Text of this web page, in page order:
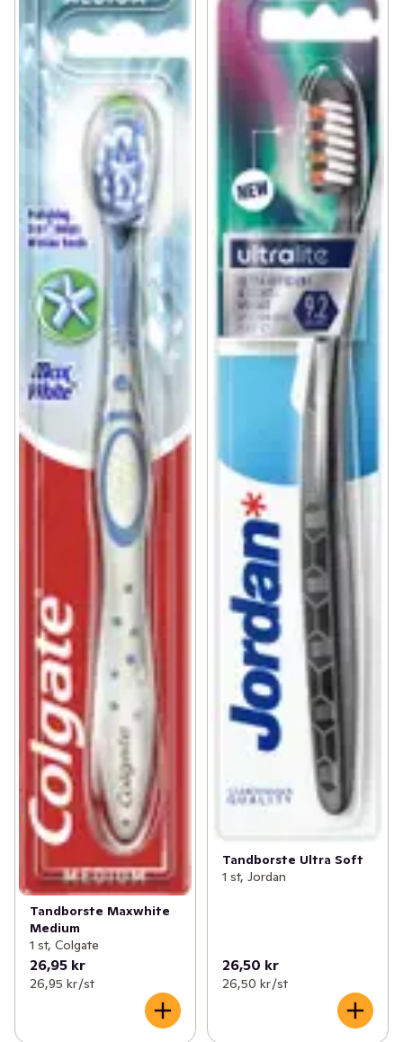
Tandborste Maxwhite
Medium
1 st, Colgate
26,95 kr
26,95 kr /st
Tandborste Ultra Soft
1 st, Jordan
26,50 kr
26,50 kr /st